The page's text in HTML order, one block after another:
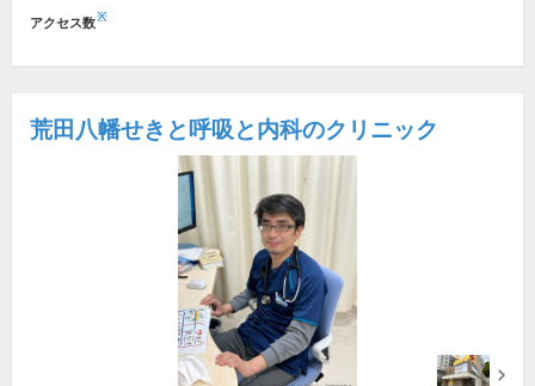
アクセス数※
荒田八幡せきと呼吸と内科のクリニック